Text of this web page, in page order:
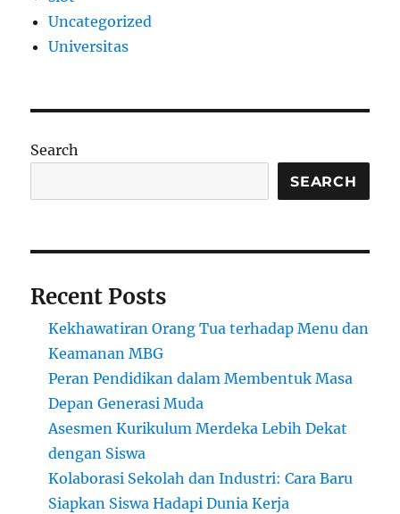
Uncategorized
Universitas
Search
SEARCH
Recent Posts
Kekhawatiran Orang Tua terhadap Menu dan
Keamanan MBG
Peran Pendidikan dalam Membentuk Masa
Depan Generasi Muda
Asesmen Kurikulum Merdeka Lebih Dekat
dengan Siswa
Kolaborasi Sekolah dan Industri: Cara Baru
Siapkan Siswa Hadapi Dunia Kerja